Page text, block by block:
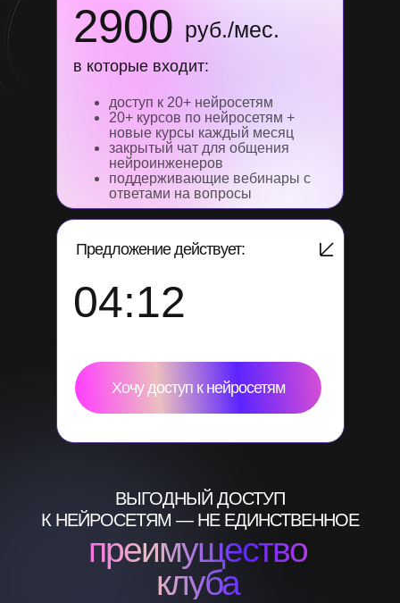
ВЫГОДНЫЙ ДОСТУП
К НЕЙРОСЕТЯМ — НЕ ЕДИНСТВЕННОЕ
преимущество
клуба
Предложение действует:
Хочу доступ к нейросетям
04:11
в которые входит:
доступ к 20+ нейросетям
20+ курсов по нейросетям +
новые курсы каждый месяц
закрытый чат для общения
нейроинженеров
поддерживающие вебинары с
ответами на вопросы
руб./мес.
2900